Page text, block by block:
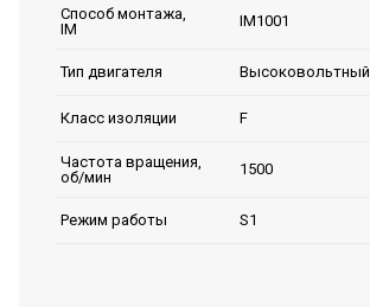
Способ монтажа,
IM
IM1001
Тип двигателя Высоковольтный
Класс изоляции F
Частота вращения,
об/мин
1500
Режим работы S1